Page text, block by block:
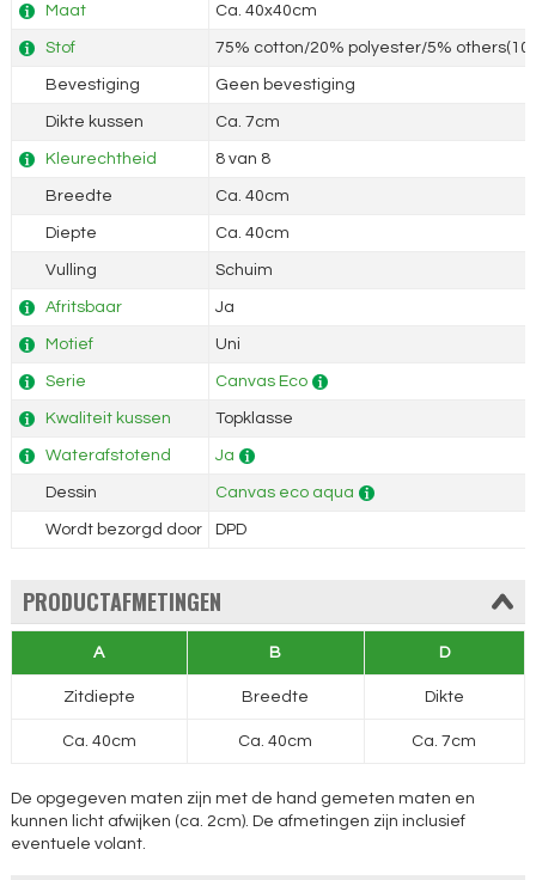
Maat Ca. 40x40cm
Stof 75% cotton/20% polyester/5%
Bevestiging Geen bevestiging
Dikte kussen Ca. 7cm
Kleurechtheid 8 van 8
Breedte Ca. 40cm
Diepte Ca. 40cm
Vulling Schuim
Afritsbaar Ja
Motief Uni
Serie Canvas Eco
Kwaliteit kussen Topklasse
Waterafstotend Ja
Dessin Canvas eco aqua
Wordt bezorgd door DPD
PRODUCTAFMETINGEN
A B D
Zitdiepte Breedte Dikte
Ca. 40cm Ca. 40cm Ca. 7cm
De opgegeven maten zijn met de hand gemeten maten en
kunnen licht afwijken (ca. 2cm). De afmetingen zijn inclusief
eventuele volant.